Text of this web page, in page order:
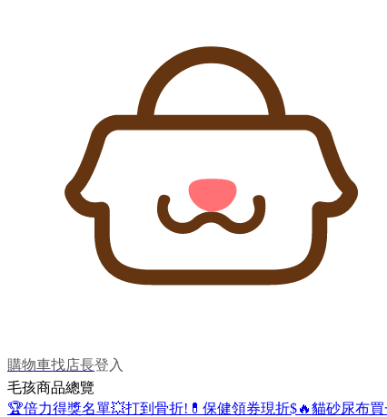
購物車找店長登入
毛孩商品總覽
🏆倍力得獎名單💥打到骨折! 💊保健領券現折$🔥貓砂尿布